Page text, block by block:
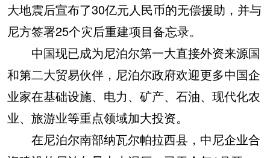
大地震后宣布了30亿元人民币的无偿援助，并与
尼方签署25个灾后重建项目备忘录。
中国现已成为尼泊尔第一大直接外资来源国
和第二大贸易伙伴，尼泊尔政府欢迎更多中国企
业家在基础设施、电力、矿产、石油、现代化农
业、旅游业等重点领域加大投资。
在尼泊尔南部纳瓦尔帕拉西县，中尼企业合